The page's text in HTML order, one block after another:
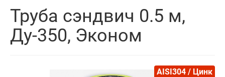
Труба сэндвич 0.5 м,
Ду-350, Эконом
AISI304 / Цинк